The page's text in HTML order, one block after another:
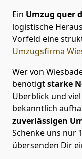
Ein Umzug quer
logistische
Vorfeld eine
Umzugsfirma
Wer von
benötigtstarke
Überblick und
bekanntlich
zuverlässigen
Schenke uns nur 1
übersenden Dir